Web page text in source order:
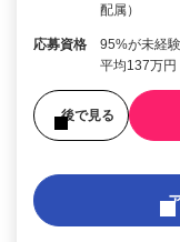
配属）
応募資格
95%が未経
平均137万円
後で見る